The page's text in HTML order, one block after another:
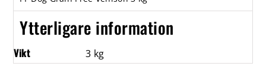
Ytterligare information
Vikt 3 kg